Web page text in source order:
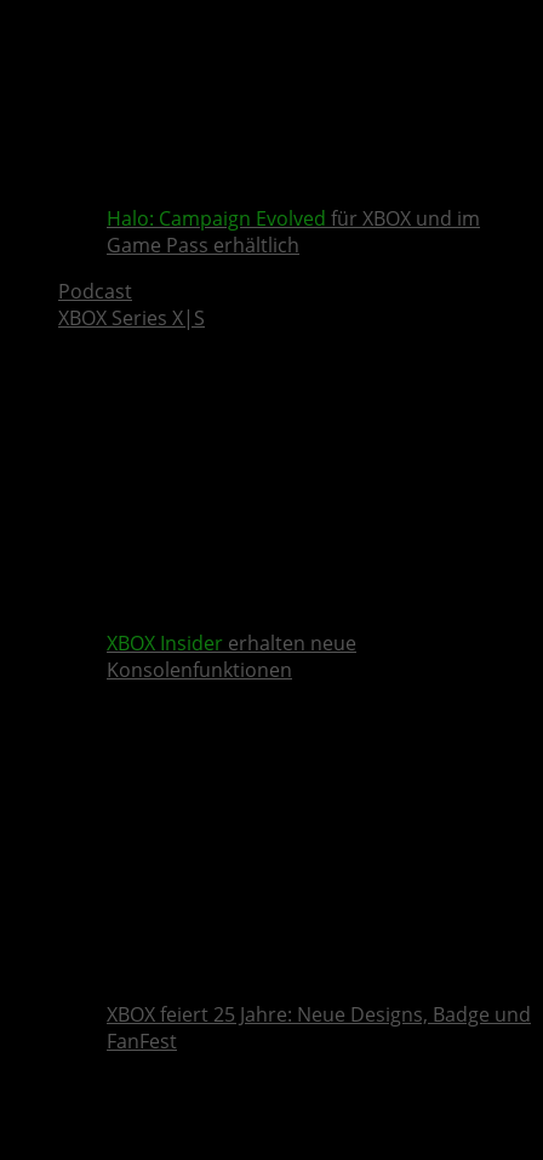
Halo: Campaign Evolved für XBOX und im
Game Pass erhältlich
Podcast
XBOX Series X|S
XBOX Insider erhalten neue
Konsolenfunktionen
XBOX feiert 25 Jahre: Neue Designs, Badge und
FanFest